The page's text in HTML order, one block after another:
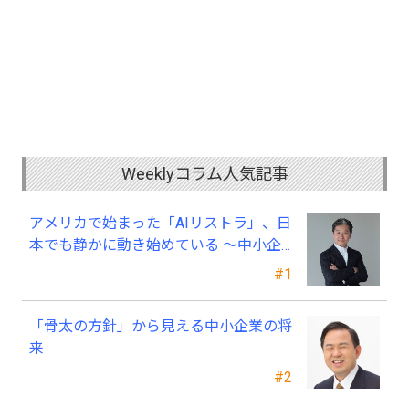
Weeklyコラム人気記事
#1
アメリカで始まった「AIリストラ」、日
本でも静かに動き始めている ～中小企
業経営者が今、見直すべき採用・業務・
#2
「骨太の方針」から見える中小企業の将
来